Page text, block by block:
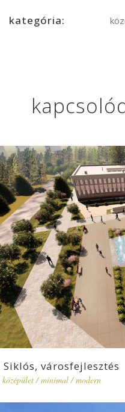
kategória:
Siklós, városfejlesztés
középület/minimal/modern